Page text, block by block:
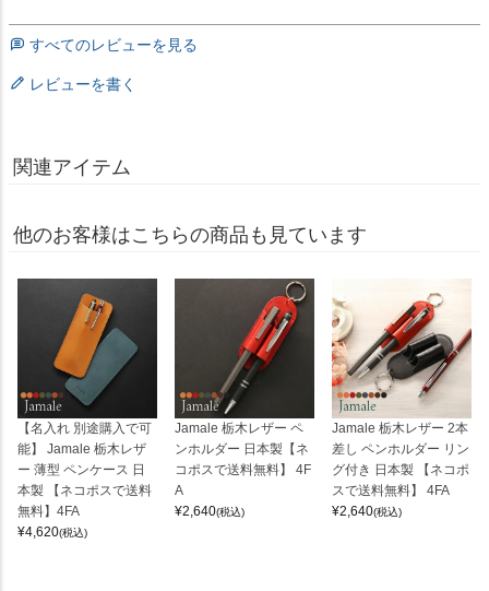
すべてのレビューを見る
レビューを書く
関連アイテム
他のお客様はこちらの商品も見ています
【名入れ 別途購入で可
能】 Jamale 栃木レザ
ー 薄型 ペンケース 日
本製 【ネコポスで送料
無料】4FA
¥4,620(税込)
Jamale 栃木レザー ペ
ンホルダー 日本製【ネ
コポスで送料無料】 4F
A
¥2,640(税込)
Jamale 栃木レザー 2本
差し ペンホルダー リン
グ付き 日本製 【ネコポ
スで送料無料】 4FA
¥2,640(税込)